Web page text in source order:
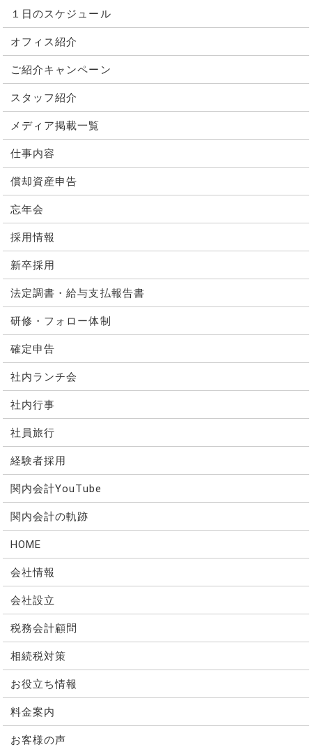
１日のスケジュール
オフィス紹介
ご紹介キャンペーン
スタッフ紹介
メディア掲載一覧
仕事内容
償却資産申告
忘年会
採用情報
新卒採用
法定調書・給与支払報告書
研修・フォロー体制
確定申告
社内ランチ会
社内行事
社員旅行
経験者採用
関内会計YouTube
関内会計の軌跡
HOME
会社情報
会社設立
税務会計顧問
相続税対策
お役立ち情報
料金案内
お客様の声